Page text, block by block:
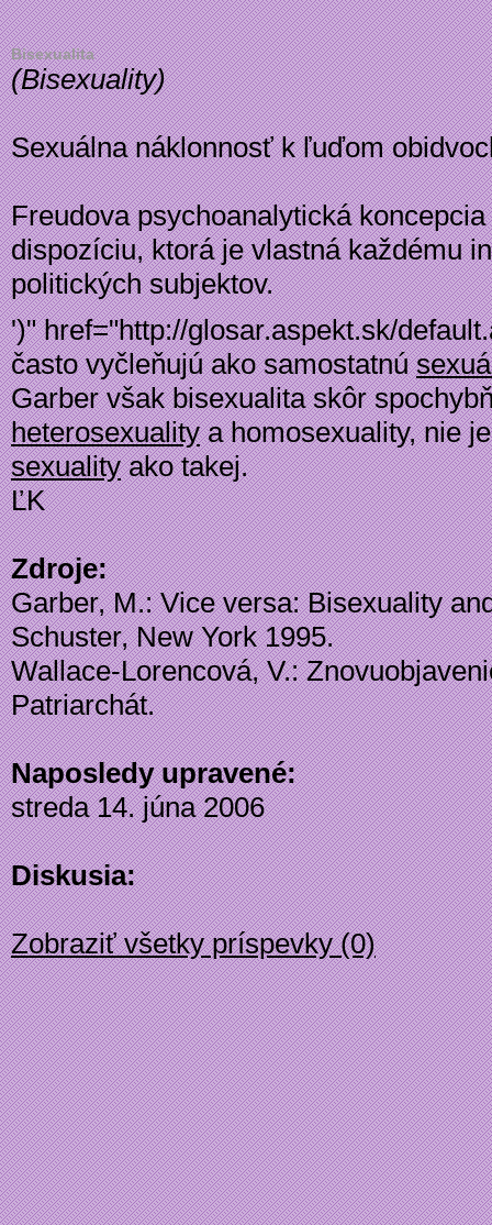
Bisexualita
(Bisexuality)
Sexuálna náklonnosť k ľuďom
Freudova psychoanalytická
dispozíciu, ktorá je vlastná každému
politickýchsubjektov.
')" href="http://glosar.aspekt.sk/
často vyčleňujú ako samostatnú
Garber však bisexualita skôr
heterosexualitya homosexuality, nie
sexualityako takej.
ĽK
Zdroje:
Garber, M.: Vice versa: Bisexuality
Schuster, New York 1995.
Wallace-Lorencová, V.:
Patriarchát.
Naposledy upravené:
streda 14. júna 2006
Diskusia:
Zobraziť všetky príspevky (0)